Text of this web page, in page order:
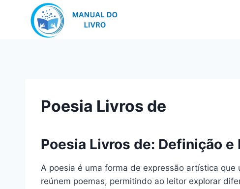
Poesia Livros de
Poesia Livros de: Definição
A poesia é uma forma de expressão artística
reúnem poemas, permitindo ao leitor explorar